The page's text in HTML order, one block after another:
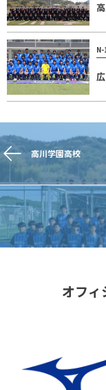
高川学園高校
オフ